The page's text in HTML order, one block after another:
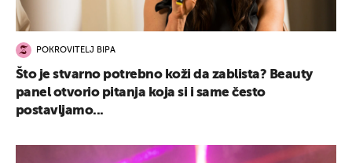
POKROVITELJ BIPA
Što je stvarno potrebno koži da zablista? Beauty
panel otvorio pitanja koja si i same često
postavljamo...